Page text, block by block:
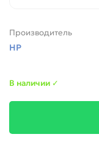
Производитель
HP
В наличии ✓